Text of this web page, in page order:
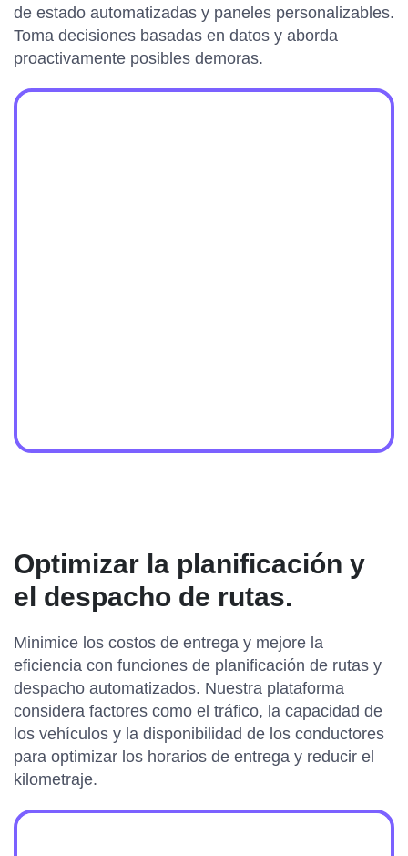
de estado automatizadas y paneles personalizables.
Toma decisiones basadas en datos y aborda
proactivamente posibles demoras.
Optimizar la planificación y
el despacho de rutas.
Minimice los costos de entrega y mejore la
eficiencia con funciones de planificación de rutas y
despacho automatizados. Nuestra plataforma
considera factores como el tráfico, la capacidad de
los vehículos y la disponibilidad de los conductores
para optimizar los horarios de entrega y reducir el
kilometraje.